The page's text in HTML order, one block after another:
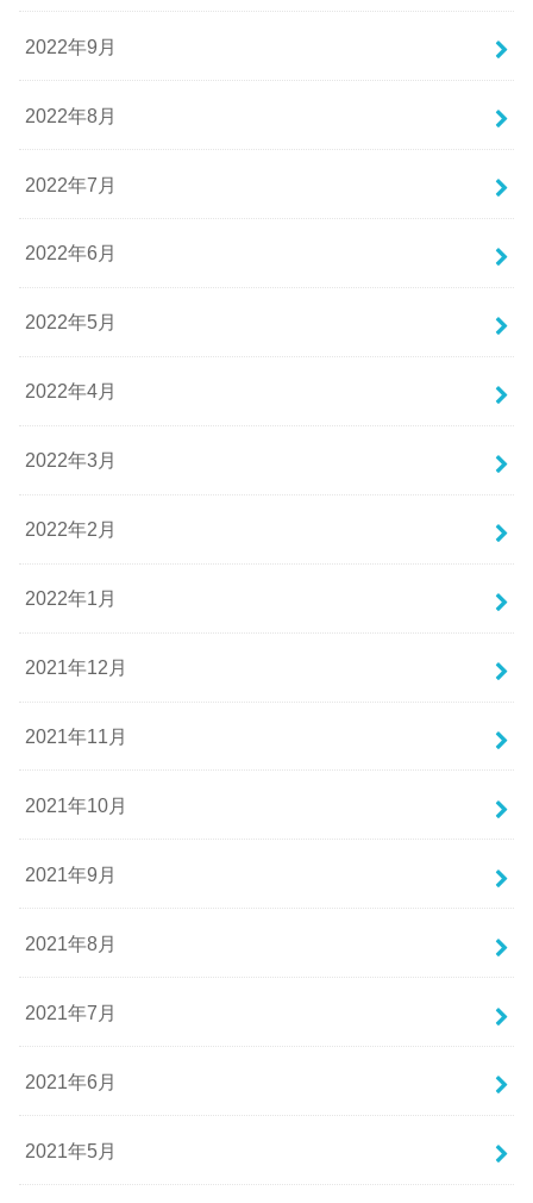
2022年9月
2022年8月
2022年7月
2022年6月
2022年5月
2022年4月
2022年3月
2022年2月
2022年1月
2021年12月
2021年11月
2021年10月
2021年9月
2021年8月
2021年7月
2021年6月
2021年5月